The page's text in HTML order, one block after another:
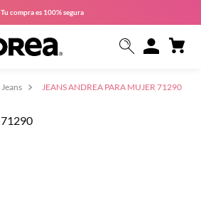
Tu compra es 100% segura
Jeans JEANS ANDREA PARA MUJER 71290